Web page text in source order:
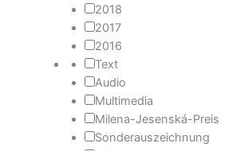
2018
2017
2016
Text
Audio
Multimedia
Milena-Jesenská-Preis
Sonderauszeichnung